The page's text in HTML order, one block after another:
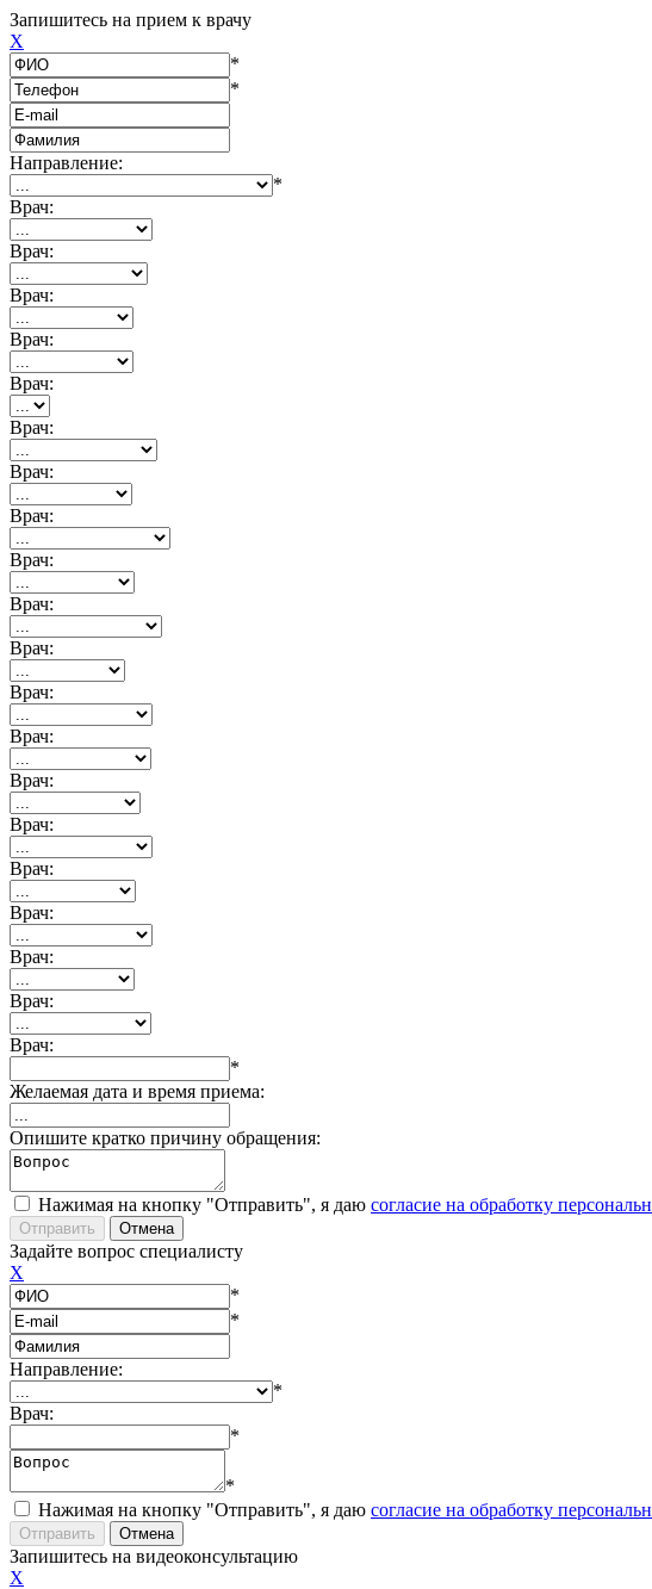
Запишитесь на прием к врачу
X
*
*
Направление:
*
Врач:
Врач:
Врач:
Врач:
Врач:
Врач:
Врач:
Врач:
Врач:
Врач:
Врач:
Врач:
Врач:
Врач:
Врач:
Врач:
Врач:
Врач:
Врач:
Врач:
*
Желаемая дата и время приема:
Опишите кратко причину обращения:
Нажимая на кнопку "Отправить", я даю согласие на обработку
Задайте вопрос специалисту
X
*
*
Направление:
*
Врач:
*
*
Нажимая на кнопку "Отправить", я даю согласие на обработку
Запишитесь на видеоконсультацию
X